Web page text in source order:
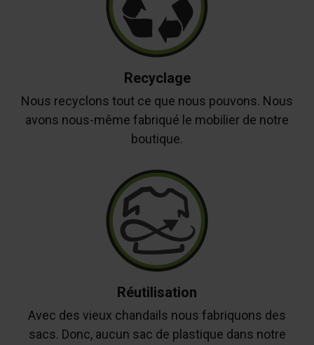
Recyclage
Nous recyclons tout ce que nous pouvons. Nous
avons nous-même fabriqué le mobilier de notre
boutique.
Réutilisation
Avec des vieux chandails nous fabriquons des
sacs. Donc, aucun sac de plastique dans notre